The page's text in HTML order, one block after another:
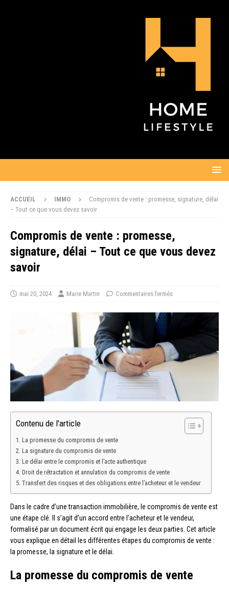
ACCUEIL IMMO
Compromis de vente : promesse, signature, délai
– Tout ce que vous devez savoir
Compromis de vente : promesse,
signature, délai – Tout ce que vous devez
savoir
mai 20, 2024 Marie Martin Commentaires fermés
Contenu de l'article
La promesse du compromis de vente
La signature du compromis de vente
Le délai entre le compromis et l’acte authentique
Droit de rétractation et annulation du compromis de vente
Transfert des risques et des obligations entre l’acheteur et le vendeur
Dans le cadre d’une transaction immobilière, le compromis de vente est
une étape clé. Il s’agit d’un accord entre l’acheteur et le vendeur,
formalisé par un document écrit qui engage les deux parties. Cet article
vous explique en détail les différentes étapes du compromis de vente :
la promesse, la signature et le délai.
La promesse du compromis de vente